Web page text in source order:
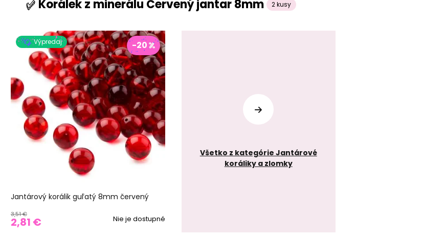
Korálek z minerálu Červený jantar 8mm 2 kusy
Výpredaj -20
Jantárový korálik guľatý 8mm červený
3,51 €
2,81 € Nie je dostupné
Všetko z kategórie Jantárové
koráliky a zlomky